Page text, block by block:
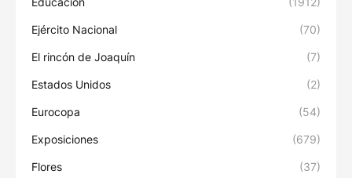
Ejército Nacional (70)
El rincón de Joaquín (7)
Estados Unidos (2)
Eurocopa (54)
Exposiciones (679)
Flores (37)